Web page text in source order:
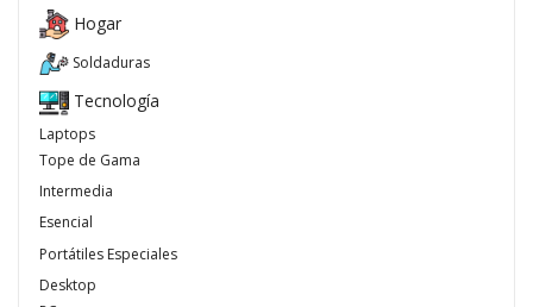
Hogar
Soldaduras
Tecnología
Laptops
Tope de Gama
Intermedia
Esencial
Portátiles Especiales
Desktop